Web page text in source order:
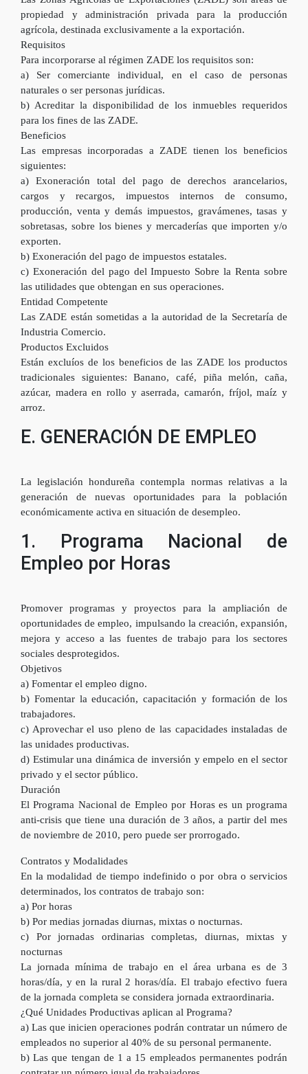
propiedad y administración privada para la producción
agrícola, destinada exclusivamente a la exportación.
Requisitos
Para incorporarse al régimen ZADE los requisitos son:
a) Ser comerciante individual, en el caso de personas
naturales o ser personas jurídicas.
b) Acreditar la disponibilidad de los inmuebles requeridos
para los fines de las ZADE.
Beneficios
Las empresas incorporadas a ZADE tienen los beneficios
siguientes:
a) Exoneración total del pago de derechos arancelarios,
cargos y recargos, impuestos internos de consumo,
producción, venta y demás impuestos, gravámenes, tasas y
sobretasas, sobre los bienes y mercaderías que importen y/o
exporten.
b) Exoneración del pago de impuestos estatales.
c) Exoneración del pago del Impuesto Sobre la Renta sobre
las utilidades que obtengan en sus operaciones.
Entidad Competente
Las ZADE están sometidas a la autoridad de la Secretaría de
Industria Comercio.
Productos Excluidos
Están excluíos de los beneficios de las ZADE los productos
tradicionales siguientes: Banano, café, piña melón, caña,
azúcar, madera en rollo y aserrada, camarón, fríjol, maíz y
arroz.
E. GENERACIÓN DE EMPLEO
La legislación hondureña contempla normas relativas a la
generación de nuevas oportunidades para la población
económicamente activa en situación de desempleo.
1. Programa Nacional de
Empleo por Horas
Promover programas y proyectos para la ampliación de
oportunidades de empleo, impulsando la creación, expansión,
mejora y acceso a las fuentes de trabajo para los sectores
sociales desprotegidos.
Objetivos
a) Fomentar el empleo digno.
b) Fomentar la educación, capacitación y formación de los
trabajadores.
c) Aprovechar el uso pleno de las capacidades instaladas de
las unidades productivas.
d) Estimular una dinámica de inversión y empelo en el sector
privado y el sector público.
Duración
El Programa Nacional de Empleo por Horas es un programa
anti-crisis que tiene una duración de 3 años, a partir del mes
de noviembre de 2010, pero puede ser prorrogado.
Contratos y Modalidades
En la modalidad de tiempo indefinido o por obra o servicios
determinados, los contratos de trabajo son:
a) Por horas
b) Por medias jornadas diurnas, mixtas o nocturnas.
c) Por jornadas ordinarias completas, diurnas, mixtas y
nocturnas
La jornada mínima de trabajo en el área urbana es de 3
horas/día, y en la rural 2 horas/día. El trabajo efectivo fuera
de la jornada completa se considera jornada extraordinaria.
¿Qué Unidades Productivas aplican al Programa?
a) Las que inicien operaciones podrán contratar un número de
empleados no superior al 40% de su personal permanente.
b) Las que tengan de 1 a 15 empleados permanentes podrán